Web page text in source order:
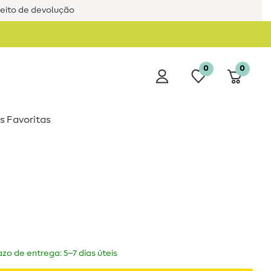
de devolução
0 0
Favoritas
de entrega: 5–7 dias úteis